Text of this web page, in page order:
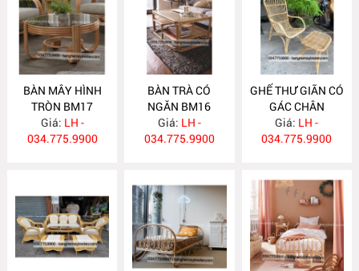
BÀN MÂY HÌNH
TRÒN BM17
Giá: LH -
034.775.9900
BÀN TRÀ CÓ
NGĂN BM16
Giá: LH -
034.775.9900
GHẾ THƯ GIÃN CÓ
GÁC CHÂN
GM492
Giá: LH -
034.775.9900